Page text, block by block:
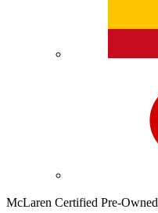
McLaren Certified Pre-Owned